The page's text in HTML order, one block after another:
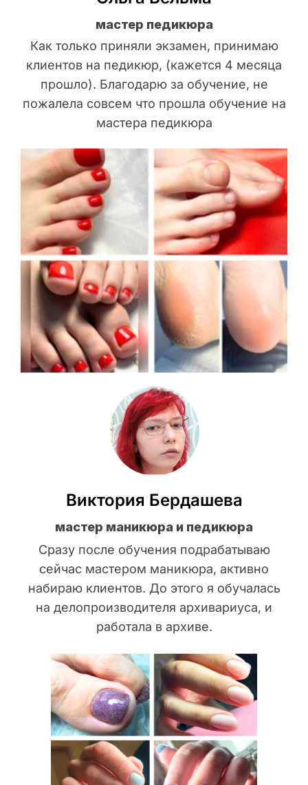
мастер педикюра
Как только приняли экзамен, принимаю
клиентов на педикюр, (кажется 4 месяца
прошло). Благодарю за обучение, не
пожалела совсем что прошла обучение на
мастера педикюра
Виктория Бердашева
мастер маникюра и педикюра
Сразу после обучения подрабатываю
сейчас мастером маникюра, активно
набираю клиентов. До этого я обучалась
на делопроизводителя архивариуса, и
работала в архиве.